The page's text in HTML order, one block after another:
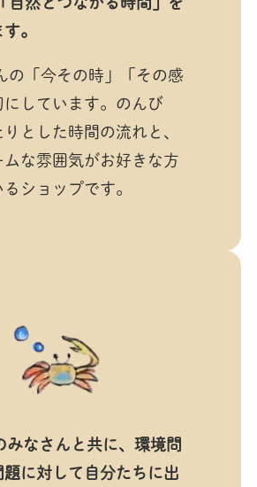
。
の「今その時」「その感
にしています。のんび
りとした時間の流れと、
ムな雰囲気がお好きな方
ショップです。
みなさんと共に、環境問
題に対して自分たちに出